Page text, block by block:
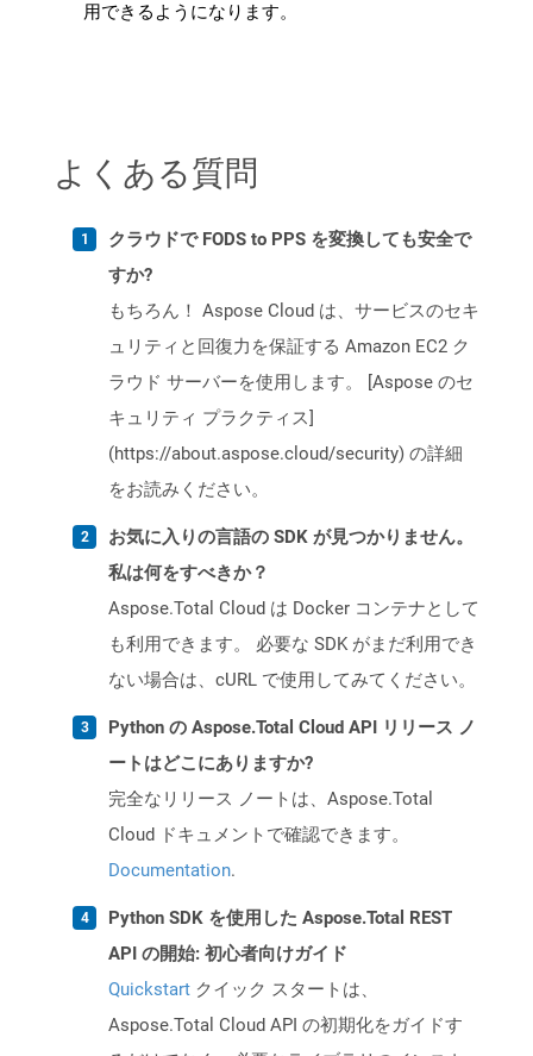
用できるようになります。
よくある質問
クラウドで FODS to PPS を変換しても安全で
すか?
もちろん！ Aspose Cloud は、サービスのセキ
ュリティと回復力を保証する Amazon EC2 ク
ラウド サーバーを使用します。 [Aspose のセ
キュリティ プラクティス]
(https://about.aspose.cloud/security) の詳細
をお読みください。
お気に入りの言語の SDK が見つかりません。
私は何をすべきか？
Aspose.Total Cloud は Docker コンテナとして
も利用できます。 必要な SDK がまだ利用でき
ない場合は、cURL で使用してみてください。
Python の Aspose.Total Cloud API リリース ノ
ートはどこにありますか?
完全なリリース ノートは、Aspose.Total
Cloud ドキュメントで確認できます。
Documentation.
Python SDK を使用した Aspose.Total REST
API の開始: 初心者向けガイド
Quickstart クイック スタートは、
Aspose.Total Cloud API の初期化をガイドす